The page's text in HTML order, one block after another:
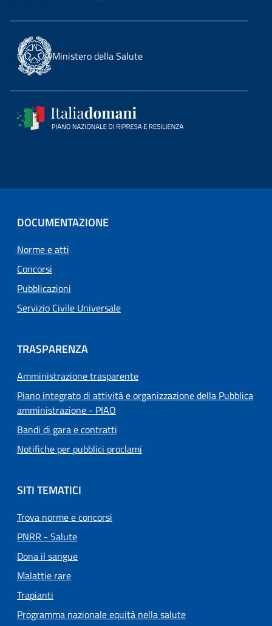
Ministero della Salute
DOCUMENTAZIONE
Norme e atti
Concorsi
Pubblicazioni
Servizio Civile Universale
TRASPARENZA
Amministrazione trasparente
Piano integrato di attività e organizzazione della Pubblica
amministrazione - PIAO
Bandi di gara e contratti
Notifiche per pubblici proclami
SITI TEMATICI
Trova norme e concorsi
PNRR - Salute
Dona il sangue
Malattie rare
Trapianti
Programma nazionale equità nella salute